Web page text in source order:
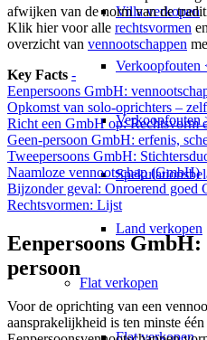
Villa verkopen
Verkoopfouten
Verkoopfouten
Land verkopen
Flat verkopen
Flat verkopen
afwijken van de norm van de
Klik hier voor alle rechtsvormen
overzicht van vennootschappen
Key Facts -
Eenpersoons GmbH:
Opkomst van solo-oprichters –
Richt een GmbH op: Rechtsvorm
Geen-persoon GmbH: erfenis,
Tweepersoons GmbH:
Naamloze vennootschap (GmbH)
Bijzonder geval: Onroerend goed
Rechtsvormen: Lijst
Eenpersoons
persoon
Voor de oprichting van een
aansprakelijkheid is ten minste